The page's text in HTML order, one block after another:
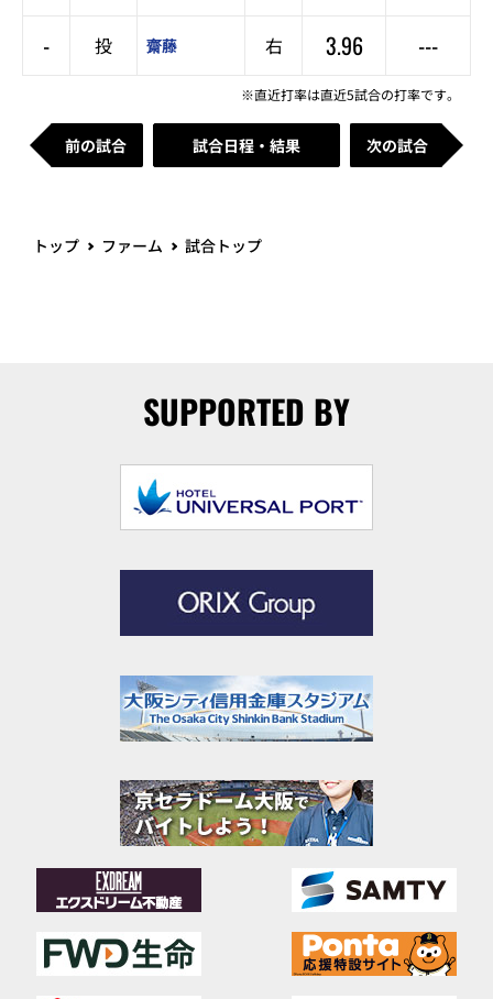
-
投 齋藤 右 3.96 ---
※直近打率は直近5試合の打率です。
前の試合 試合日程・結果 次の試合
トップ ファーム 試合トップ
SUPPORTED BY